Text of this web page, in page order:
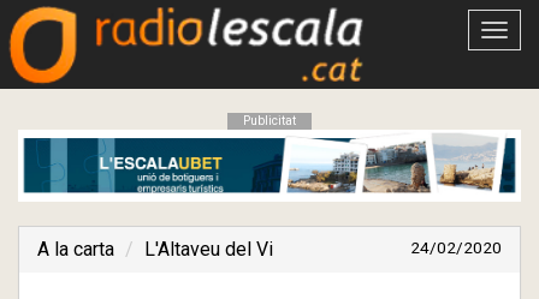
Obrir
Publicitat
A la carta L'Altaveu del Vi 24/02/2020